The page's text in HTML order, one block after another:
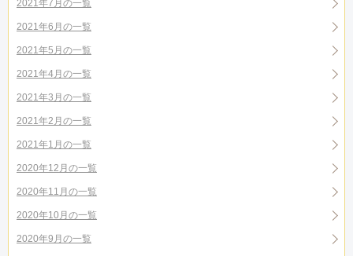
2021年7月の一覧
2021年6月の一覧
2021年5月の一覧
2021年4月の一覧
2021年3月の一覧
2021年2月の一覧
2021年1月の一覧
2020年12月の一覧
2020年11月の一覧
2020年10月の一覧
2020年9月の一覧